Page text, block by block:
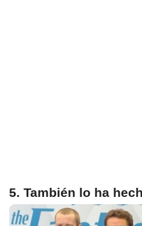
5. También lo ha